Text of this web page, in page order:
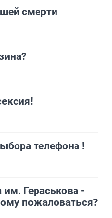
смерти
телефона !
им. Гераськова -
пожаловаться?